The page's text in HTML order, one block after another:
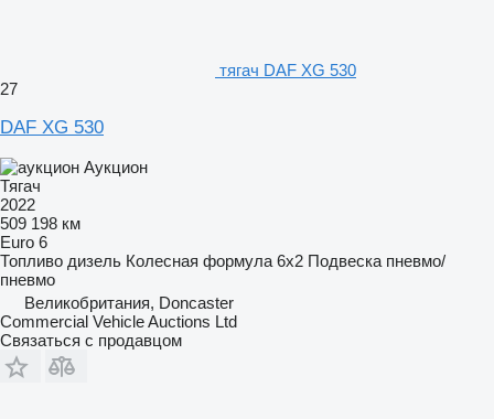
тягач DAF XG 530
27
DAF XG 530
Аукцион
Тягач
2022
509 198 км
Euro 6
Топливо дизель Колесная формула 6x2 Подвеска пневмо/
пневмо
Великобритания, Doncaster
Commercial Vehicle Auctions Ltd
Связаться с продавцом